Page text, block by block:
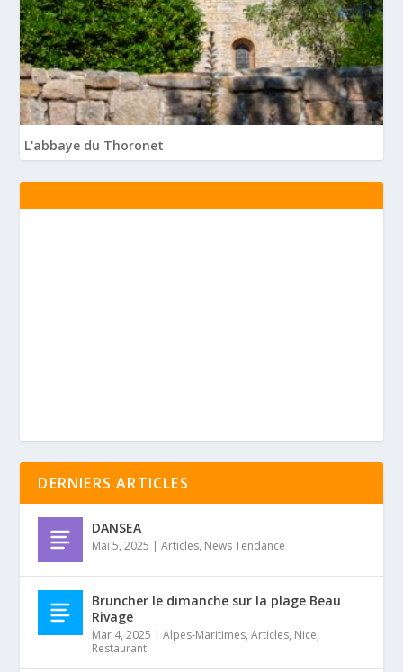
L'abbaye du Thoronet
DERNIERS ARTICLES
DANSEA
Mai 5, 2025 |Articles, News Tendance
Bruncher le dimanche sur la plage Beau
Rivage
Mar 4, 2025 |Alpes-Maritimes,Articles, Nice,
Restaurant